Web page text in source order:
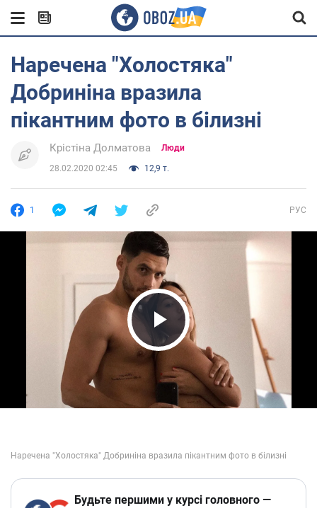
Наречена "Холостяка"
Добриніна вразила
пікантним фото в білизні
Крістіна Долматова Люди
28.02.2020 02:45 12,9 т.
1 РУС
Play Video
Будьте першими у курсі головного —